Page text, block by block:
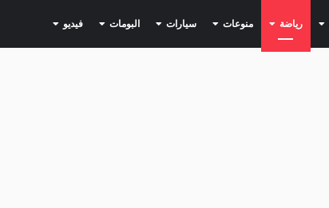
(current) رياضة (current) منوعات (current) سيارات (current) البومات (current) فيديو (current)